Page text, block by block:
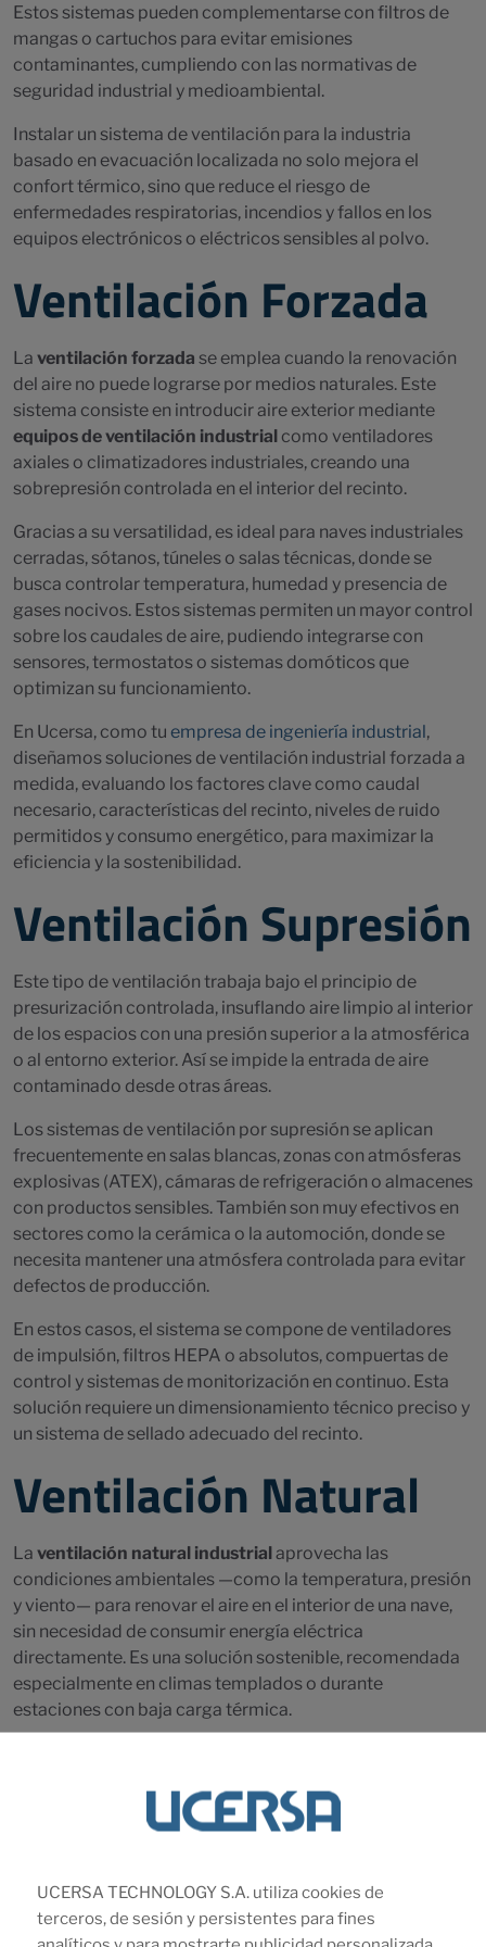
Estos sistemas pueden complementarse con filtros de
mangas o cartuchos para evitar emisiones
contaminantes, cumpliendo con las normativas de
seguridad industrial y medioambiental.
Instalar un sistema de ventilación para la industria
basado en evacuación localizada no solo mejora el
confort térmico, sino que reduce el riesgo de
enfermedades respiratorias, incendios y fallos en los
equipos electrónicos o eléctricos sensibles al polvo.
Ventilación Forzada
La ventilación forzada se emplea cuando la renovación
del aire no puede lograrse por medios naturales. Este
sistema consiste en introducir aire exterior mediante
equipos de ventilación industrial como ventiladores
axiales o climatizadores industriales, creando una
sobrepresión controlada en el interior del recinto.
Gracias a su versatilidad, es ideal para naves industriales
cerradas, sótanos, túneles o salas técnicas, donde se
busca controlar temperatura, humedad y presencia de
gases nocivos. Estos sistemas permiten un mayor control
sobre los caudales de aire, pudiendo integrarse con
sensores, termostatos o sistemas domóticos que
optimizan su funcionamiento.
En Ucersa, como tu empresa de ingeniería industrial,
diseñamos soluciones de ventilación industrial forzada a
medida, evaluando los factores clave como caudal
necesario, características del recinto, niveles de ruido
permitidos y consumo energético, para maximizar la
eficiencia y la sostenibilidad.
Ventilación Supresión
Este tipo de ventilación trabaja bajo el principio de
presurización controlada, insuflando aire limpio al interior
de los espacios con una presión superior a la atmosférica
o al entorno exterior. Así se impide la entrada de aire
contaminado desde otras áreas.
Los sistemas de ventilación por supresión se aplican
frecuentemente en salas blancas, zonas con atmósferas
explosivas (ATEX), cámaras de refrigeración o almacenes
con productos sensibles. También son muy efectivos en
sectores como la cerámica o la automoción, donde se
necesita mantener una atmósfera controlada para evitar
defectos de producción.
En estos casos, el sistema se compone de ventiladores
de impulsión, filtros HEPA o absolutos, compuertas de
control y sistemas de monitorización en continuo. Esta
solución requiere un dimensionamiento técnico preciso y
un sistema de sellado adecuado del recinto.
Ventilación Natural
La ventilación natural industrialaprovecha las
condiciones ambientales —como la temperatura, presión
y viento— para renovar el aire en el interior de una nave,
sin necesidad de consumir energía eléctrica
directamente. Es una solución sostenible, recomendada
especialmente en climas templados o durante
estaciones con baja carga térmica.
Respiraderos en cubierta, lamas móviles o estáticas.
Ventanas abatibles con apertura automática.
Si bien su eficiencia es limitada en entornos altamente
contaminados o muy calientes, puede combinarse con
UCERSA TECHNOLOGY S.A. utiliza cookies de
terceros, de sesión y persistentes para fines